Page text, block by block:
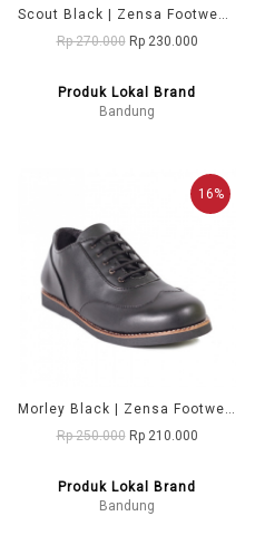
Scout Black | Zensa Footwear Sepatu Boots Pria
Rp 270.000 Rp 230.000
Produk Lokal Brand
Bandung
16%
Morley Black | Zensa Footwear Sepatu Formal Pria Pantofel Shoes
Rp 250.000 Rp 210.000
Produk Lokal Brand
Bandung